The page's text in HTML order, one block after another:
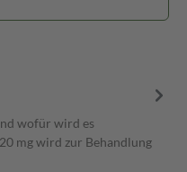
wofür wird es
mg wird zur Behandlung